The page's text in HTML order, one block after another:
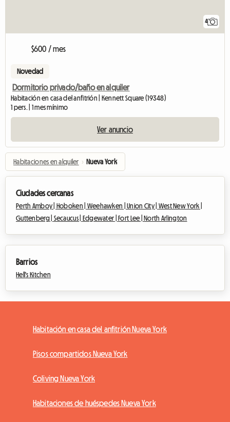
4
$600 / mes
Novedad
Dormitorio privado/baño en alquiler
Habitación en casa del anfitrión | Kennett Square (19348)
1 pers. | 1 mes mínimo
Ver anuncio
Habitaciones en alquiler › Nueva York
Ciudades cercanas
Perth Amboy | Hoboken | Weehawken |Union City | West New York |
Guttenberg | Secaucus | Edgewater |Fort Lee |North Arlington
Barrios
Hell's Kitchen
Habitación en casa del anfitrión Nueva York
Pisos compartidos Nueva York
Coliving Nueva York
Habitaciones de huéspedes Nueva York